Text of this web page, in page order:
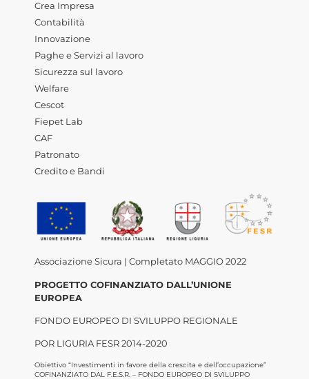
Crea Impresa
Contabilità
Innovazione
Paghe e Servizi al lavoro
Sicurezza sul lavoro
Welfare
Cescot
Fiepet Lab
CAF
Patronato
Credito e Bandi
Associazione Sicura | Completato MAGGIO 2022
PROGETTO COFINANZIATO DALL’UNIONE
EUROPEA
FONDO EUROPEO DI SVILUPPO REGIONALE
POR LIGURIA FESR 2014-2020
Obiettivo “Investimenti in favore della crescita e dell’occupazione”
COFINANZIATO DAL F.E.S.R. – FONDO EUROPEO DI SVILUPPO